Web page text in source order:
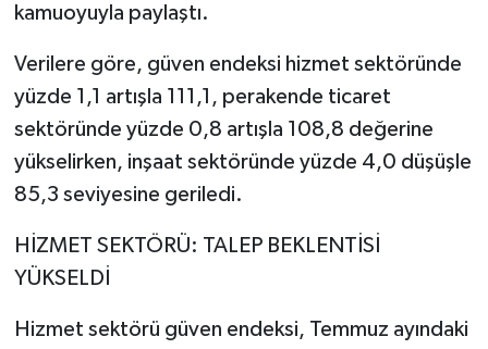
kamuoyuyla paylaştı.
Verilere göre, güven endeksi hizmet sektöründe
yüzde 1,1 artışla 111,1, perakende ticaret
sektöründe yüzde 0,8 artışla 108,8 değerine
yükselirken, inşaat sektöründe yüzde 4,0 düşüşle
85,3 seviyesine geriledi.
HİZMET SEKTÖRÜ: TALEP BEKLENTİSİ
YÜKSELDİ
Hizmet sektörü güven endeksi, Temmuz ayındaki